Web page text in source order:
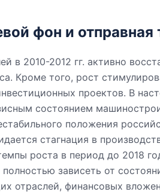
фон и отправная
в 2010-2012 гг. активно
Кроме того, рост
проектов. В
состоянием
положения
стагнация в
роста в период до 2018
зависеть от
отраслей, финансовых